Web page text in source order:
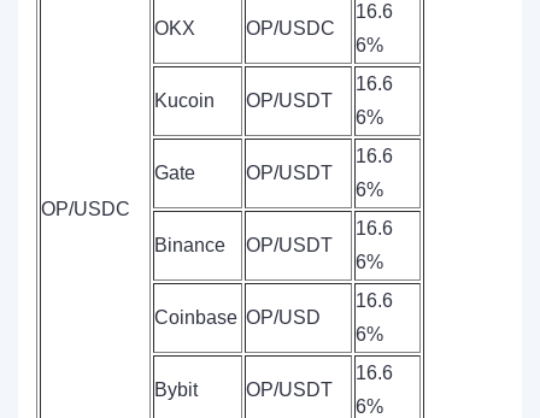
OP/USDC
OKX OP/USDC
16.6
6%
Kucoin OP/USDT
16.6
6%
Gate OP/USDT
16.6
6%
Binance OP/USDT
16.6
6%
Coinbase OP/USD
16.6
6%
Bybit OP/USDT
16.6
6%